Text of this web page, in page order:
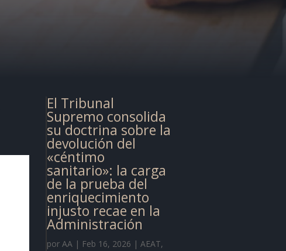
El Tribunal
Supremo consolida
su doctrina sobre la
devolución del
«céntimo
sanitario»: la carga
de la prueba del
enriquecimiento
injusto recae en la
Administración
porAA | Feb 16, 2026 |AEAT,